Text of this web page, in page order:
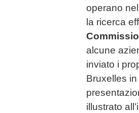
operano
la ricerca
alcune
inviato i
Bruxelles
illustrato